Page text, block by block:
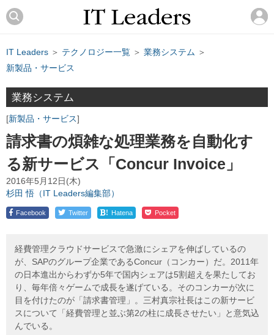
IT Leaders ＞ テクノロジー一覧 ＞ 業務システム ＞
新製品・サービス
業務システム
新製品・サービス
請求書の煩雑な処理業務を自動化す
る新サービス「Concur Invoice」
2016年5月12日(木)
杉田 悟（IT Leaders編集部）
Facebook Twitter ! Hatena Pocket
経費管理クラウドサービスで急激にシェアを伸ばしているの
が、SAPのグループ企業であるConcur（コンカー）だ。2011年
の日本進出からわずか5年で国内シェアは5割超えを果たしてお
り、毎年倍々ゲームで成長を遂げている。そのコンカーが次に
目を付けたのが「請求書管理」。三村真宗社長はこの新サービ
スについて「経費管理と並ぶ第2の柱に成長させたい」と意気込
んでいる。